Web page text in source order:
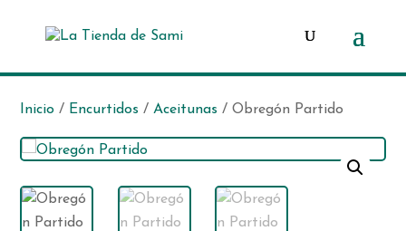
Inicio / Encurtidos /Aceitunas / Obregón Partido